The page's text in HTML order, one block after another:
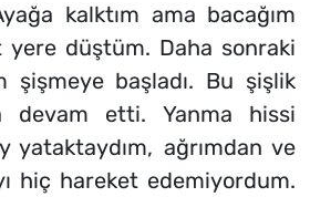
kalktım ama bacağım
yere düştüm. Daha sonraki
şişmeye başladı. Bu şişlik
devam etti. Yanma hissi
yataktaydım, ağrımdan ve
hiç hareket edemiyordum.